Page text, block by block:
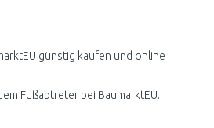
günstig kaufen und online
Fußabtreter bei BaumarktEU.